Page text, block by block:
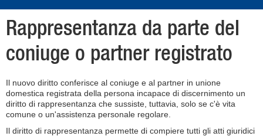
Rappresentanza da parte del
coniuge o partner registrato
Il nuovo diritto conferisce al coniuge e al partner in unione
domestica registrata della persona incapace di discernimento un
diritto di rappresentanza che sussiste, tuttavia, solo se c'è vita
comune o un'assistenza personale regolare.
Il diritto di rappresentanza permette di compiere tutti gli atti giuridici